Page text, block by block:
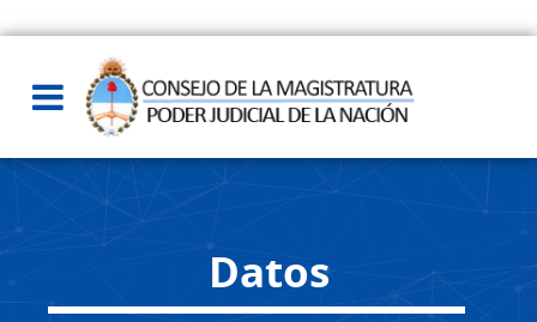
Datos